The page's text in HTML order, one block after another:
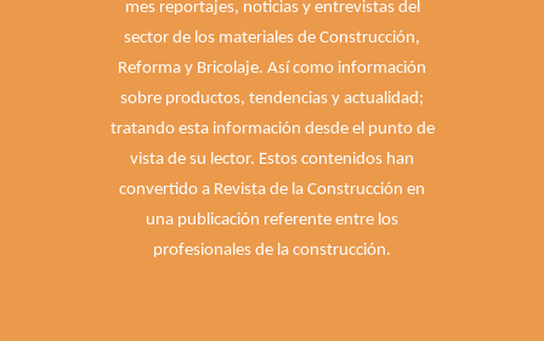
mes reportajes, noticias y entrevistas del
sector de los materiales de Construcción,
Reforma y Bricolaje. Así como información
sobre productos, tendencias y actualidad;
tratando esta información desde el punto de
vista de su lector. Estos contenidos han
convertido a Revista de la Construcción en
una publicación referente entre los
profesionales de la construcción.